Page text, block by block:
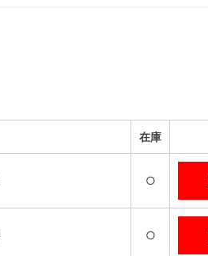
在庫
○
○